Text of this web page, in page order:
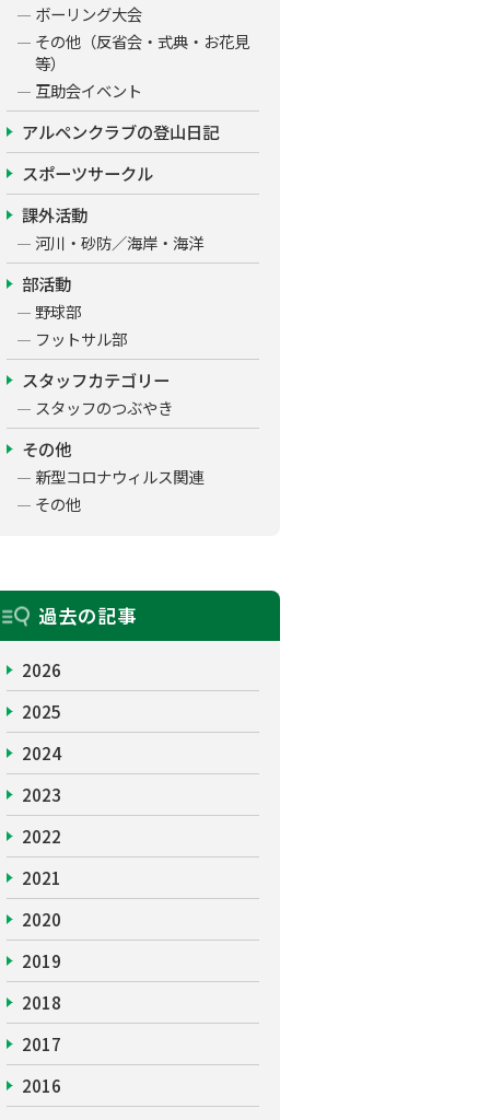
ボーリング大会
その他（反省会・式典・お花見
等）
互助会イベント
アルペンクラブの登山日記
スポーツサークル
課外活動
河川・砂防／海岸・海洋
部活動
野球部
フットサル部
スタッフカテゴリー
スタッフのつぶやき
その他
新型コロナウィルス関連
その他
過去の記事
2026
2025
2024
2023
2022
2021
2020
2019
2018
2017
2016